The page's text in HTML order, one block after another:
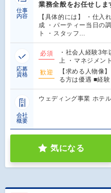
仕事
内容
業務全般をお任せしま
【具体的には】 ・仕入
成 ・パーティー当日の
ト ・スタッフ…
応募
資格
必須
・社会人経験3
上 ・マネジメン
歓迎
【求める人物像
る方は優遇 ■経
会社
概要
ウェディング事業 ホテ
気になる